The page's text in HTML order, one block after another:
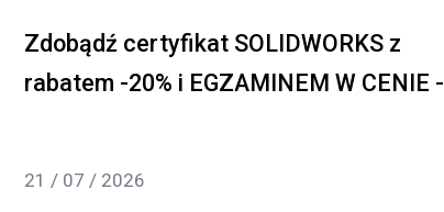
Zdobądź certyfikat SOLIDWORKS z
rabatem -20% i EGZAMINEM W CENIE -
21 / 07 / 2026